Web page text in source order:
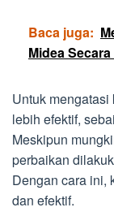
Baca juga:
Midea
Untuk
lebih efektif,
Meskipun
perbaikan
Dengan cara ini,
dan efektif.